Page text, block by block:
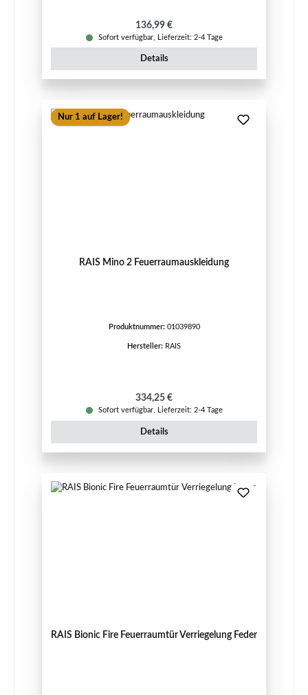
Regulärer Preis:
136,99 €
Sofort verfügbar, Lieferzeit: 2-4 Tage
Details
Nur 1 auf Lager!
RAIS Mino 2 Feuerraumauskleidung
Produktnummer: 01039890
Hersteller: RAIS
Regulärer Preis:
334,25 €
Sofort verfügbar, Lieferzeit: 2-4 Tage
Details
RAIS Bionic Fire Feuerraumtür Verriegelung Feder